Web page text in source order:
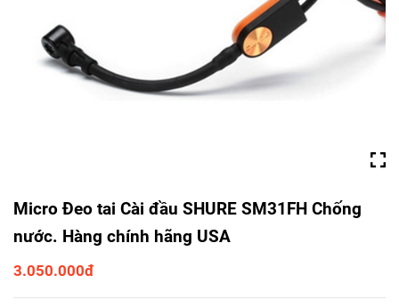
Micro Đeo tai Cài đầu SHURE SM31FH Chống
nước. Hàng chính hãng USA
3.050.000đ